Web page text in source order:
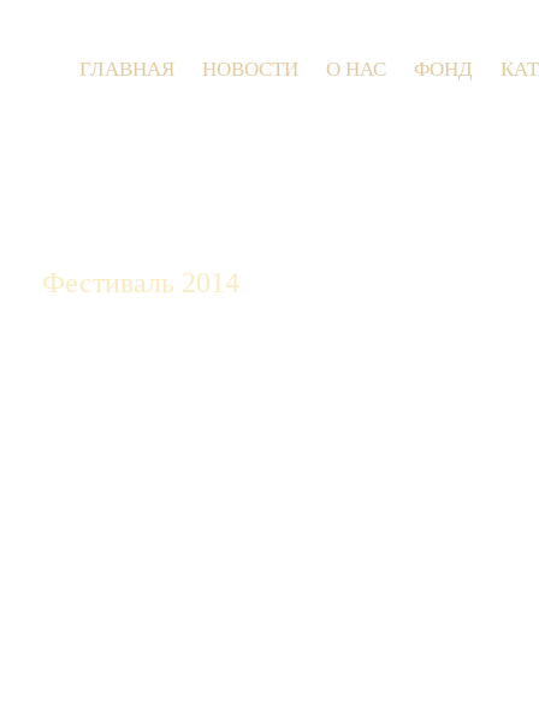
ГЛАВНАЯ НОВОСТИ О НАС ФОНД
Фестиваль 2014